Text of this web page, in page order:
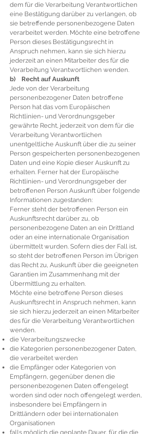
dem für die Verarbeitung Verantwortlichen
eine Bestätigung darüber zu verlangen, ob
sie betreffende personenbezogene Daten
verarbeitet werden. Möchte eine betroffene
Person dieses Bestätigungsrecht in
Anspruch nehmen, kann sie sich hierzu
jederzeit an einen Mitarbeiter des für die
Verarbeitung Verantwortlichen wenden.
b) Recht auf Auskunft
Jede von der Verarbeitung
personenbezogener Daten betroffene
Person hat das vom Europäischen
Richtlinien- und Verordnungsgeber
gewährte Recht, jederzeit von dem für die
Verarbeitung Verantwortlichen
unentgeltliche Auskunft über die zu seiner
Person gespeicherten personenbezogenen
Daten und eine Kopie dieser Auskunft zu
erhalten. Ferner hat der Europäische
Richtlinien- und Verordnungsgeber der
betroffenen Person Auskunft über folgende
Informationen zugestanden:
Ferner steht der betroffenen Person ein
Auskunftsrecht darüber zu, ob
personenbezogene Daten an ein Drittland
oder an eine internationale Organisation
übermittelt wurden. Sofern dies der Fall ist,
so steht der betroffenen Person im Übrigen
das Recht zu, Auskunft über die geeigneten
Garantien im Zusammenhang mit der
Übermittlung zu erhalten.
Möchte eine betroffene Person dieses
Auskunftsrecht in Anspruch nehmen, kann
sie sich hierzu jederzeit an einen Mitarbeiter
des für die Verarbeitung Verantwortlichen
wenden.
die Verarbeitungszwecke
die Kategorien personenbezogener Daten,
die verarbeitet werden
die Empfänger oder Kategorien von
Empfängern, gegenüber denen die
personenbezogenen Daten offengelegt
worden sind oder noch offengelegt werden,
insbesondere bei Empfängern in
Drittländern oder bei internationalen
Organisationen
falls möglich die geplante Dauer, für die die